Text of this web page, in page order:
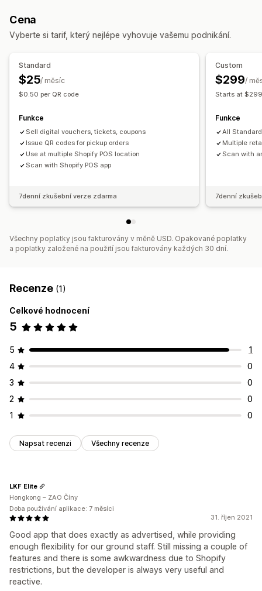
Cena
Vyberte si tarif, který nejlépe vyhovuje vašemu podnikání.
Standard
$25/ měsíc
$0.50 per QR code
Funkce
Sell digital vouchers, tickets, coupons
Issue QR codes for pickup orders
Use at multiple Shopify POS location
Scan with Shopify POS app
7denní zkušební verze zdarma
Custom
$299/
Starts at
Funkce
All
Multiple
Scan with
7denní
Všechny poplatky jsou fakturovány v měně USD. Opakované poplatky
a poplatky založené na použití jsou fakturovány každých 30 dní.
Recenze (1)
Celkové hodnocení
5
5
1
4
0
3
0
2
0
1
0
Napsat recenzi Všechny recenze
31. říjen 2021
Good app that does exactly as advertised, while providing
enough flexibility for our ground staff. Still missing a couple of
features and there is some awkwardness due to Shopify
restrictions, but the developer is always very useful and
reactive.
LKF Elite
Hongkong – ZAO Číny
Doba používání aplikace: 7 měsíci